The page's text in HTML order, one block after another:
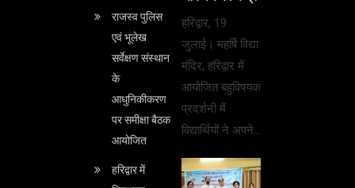
राजस्व पुलिस
एवं भूलेख
सर्वेक्षण संस्थान
के
आधुनिकीकरण
पर समीक्षा बैठक
आयोजित
हरिद्वार में
हरिद्वार, 19
जुलाई। महर्षि विद्या
मंदिर, हरिद्वार में
आयोजित बहुविषयक
प्रदर्शनी में
विद्यार्थियों ने अपने…